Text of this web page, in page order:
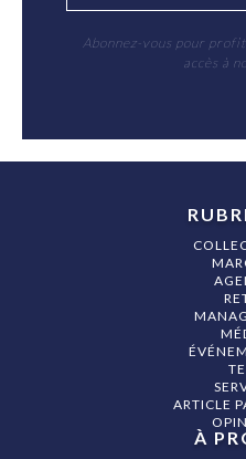
Abonnez-vous pour
accès à
ARTICLE
À